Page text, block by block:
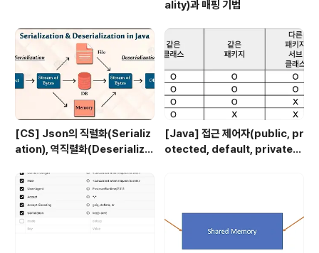
ality)과 매핑 기법
[CS] Json의 직렬화(Serializ
ation), 역직렬화(Deserializa
[Java] 접근 제어자(public, pr
otected, default, private)